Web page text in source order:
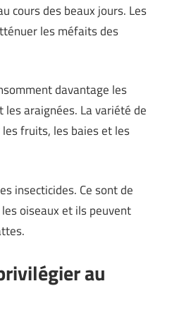
cours des beaux jours. Les
les méfaits des
davantage les
les araignées. La variété de
fruits, les baies et les
insecticides. Ce sont de
oiseaux et ils peuvent
au